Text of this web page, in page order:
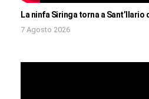
La ninfa Siringa torna a Sant’Ilario
7 Agosto 2026